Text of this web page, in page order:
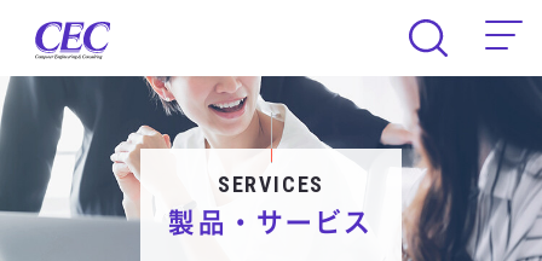
CEC Computer Engineering &
SERVICES
製品・サービス